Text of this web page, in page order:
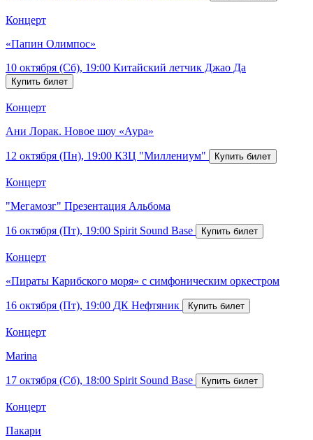
Концерт
«Папин Олимпос»
10 октября (Сб), 19:00 Китайский летчик Джао Да
Концерт
Ани Лорак. Новое шоу «Аура»
12 октября (Пн), 19:00 КЗЦ "Миллениум"
Концерт
"Мегамозг" Презентация Альбома
16 октября (Пт), 19:00 Spirit Sound Base
Концерт
«Пираты Карибского моря» с симфоническим оркестром
16 октября (Пт), 19:00 ДК Нефтяник
Концерт
Marina
17 октября (Сб), 18:00 Spirit Sound Base
Концерт
Пакари